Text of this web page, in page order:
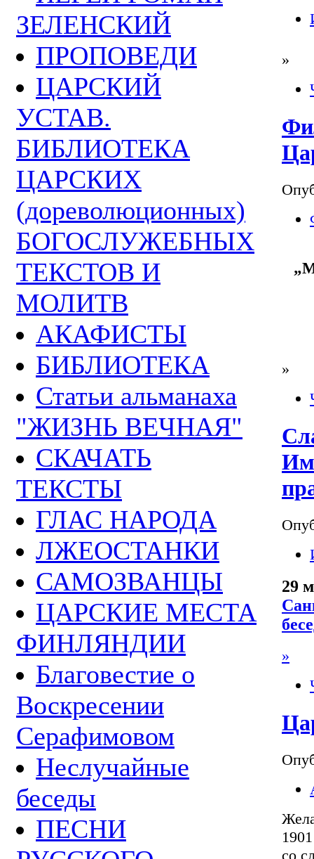
ЗЕЛЕНСКИЙ
ПРОПОВЕДИ
ЦАРСКИЙ
УСТАВ.
БИБЛИОТЕКА
ЦАРСКИХ
(дореволюционных)
БОГОСЛУЖЕБНЫХ
ТЕКСТОВ И
МОЛИТВ
АКАФИСТЫ
БИБЛИОТЕКА
Статьи альманаха
"ЖИЗНЬ ВЕЧНАЯ"
СКАЧАТЬ
ТЕКСТЫ
ГЛАС НАРОДА
ЛЖЕОСТАНКИ
САМОЗВАНЦЫ
ЦАРСКИЕ МЕСТА
ФИНЛЯНДИИ
Благовестие о
Воскресении
Серафимовом
Неслучайные
беседы
ПЕСНИ
»
»
29
»
со